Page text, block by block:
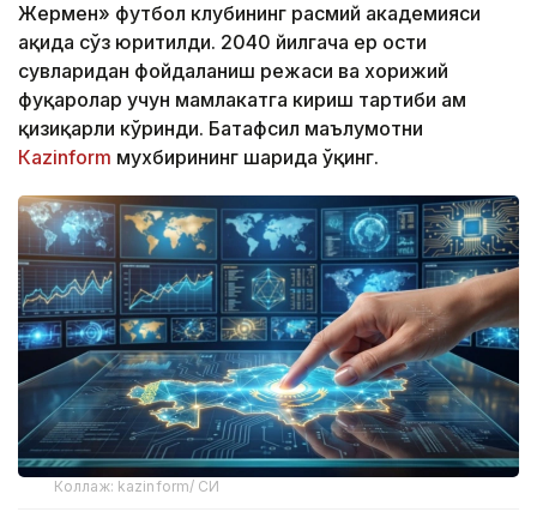
Жермен» футбол клубининг расмий академияси
ҳақида сўз юритилди. 2040 йилгача ер ости
сувларидан фойдаланиш режаси ва хорижий
фуқаролар учун мамлакатга кириш тартиби ҳам
қизиқарли кўринди. Батафсил маълумотни
Кazinform мухбирининг шарҳида ўқинг.
Коллаж: kazinform/ СИ